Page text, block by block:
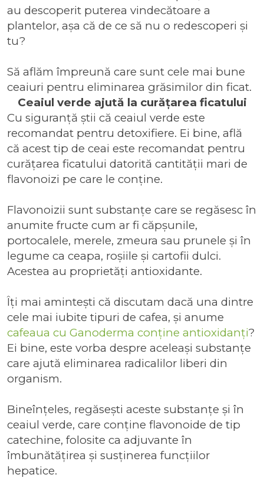
au descoperit puterea vindecătoare a
plantelor, așa că de ce să nu o redescoperi și
tu?
Să aflăm împreună care sunt cele mai bune
ceaiuri pentru eliminarea grăsimilor din ficat.
Ceaiul verde ajută la curățarea ficatului
Cu siguranță știi că ceaiul verde este
recomandat pentru detoxifiere. Ei bine, află
că acest tip de ceai este recomandat pentru
curățarea ficatului datorită cantității mari de
flavonoizi pe care le conține.
Flavonoizii sunt substanțe care se regăsesc în
anumite fructe cum ar fi căpșunile,
portocalele, merele, zmeura sau prunele și în
legume ca ceapa, roșiile și cartofii dulci.
Acestea au proprietăți antioxidante.
Îți mai amintești că discutam dacă una dintre
cele mai iubite tipuri de cafea, și anume
cafeaua cu Ganoderma conține antioxidanți?
Ei bine, este vorba despre aceleași substanțe
care ajută eliminarea radicalilor liberi din
organism.
Bineînțeles, regăsești aceste substanțe și în
ceaiul verde, care conține flavonoide de tip
catechine, folosite ca adjuvante în
îmbunătățirea și susținerea funcțiilor
hepatice.